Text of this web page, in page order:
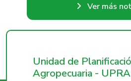
Ver más
Unidad de
Agropecuaria - UPRA